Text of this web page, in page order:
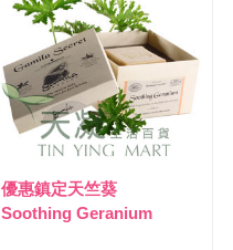
優惠鎮定天竺葵
Soothing Geranium